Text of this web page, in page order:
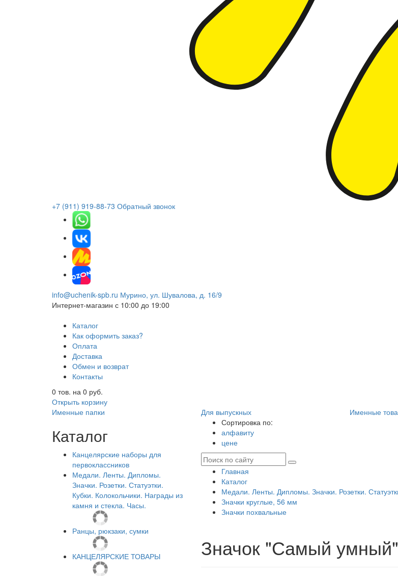
+7 (911) 919-88-73 Обратный звонок
info@uchenik-spb.ru Мурино, ул. Шувалова, д. 16/9
Интернет-магазин с 10:00 до 19:00
Каталог
Как оформить заказ?
Оплата
Доставка
Обмен и возврат
Контакты
0 тов. на 0 руб.
Открыть корзину
Именные папки
Для выпускных Именные
Каталог
Канцелярские наборы для
первоклассников
Медали. Ленты. Дипломы.
Значки. Розетки. Статуэтки.
Кубки. Колокольчики. Награды из
камня и стекла. Часы.
Ранцы, рюкзаки, сумки
КАНЦЕЛЯРСКИЕ ТОВАРЫ
Сортировка по:
алфавиту
цене
Главная
Каталог
Медали. Ленты. Дипломы. Значки. Розетки.
Значки круглые, 56 мм
Значки похвальные
Значок "Самый умный"